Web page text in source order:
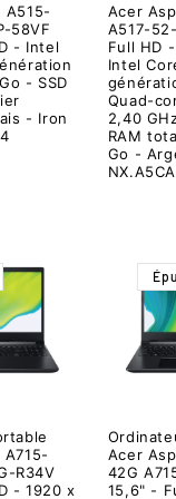
A515-
58VF
- Intel
- SSD
- Iron
Acer
A517-
Full HD
Intel
Quad-
2,40
RAM
Go -
R34V
- 1920 x
Acer
42G
15,6" -